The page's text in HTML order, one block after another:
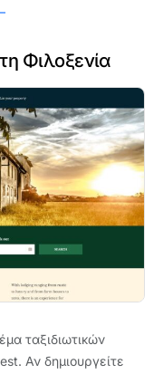
Φιλοξενία
ταξιδιωτικών
Αν δημιουργείτε